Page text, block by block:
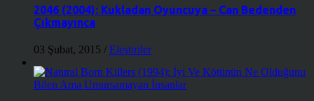
2046 (2004): Kukladan Oyuncuya – Can Bedenden
Çıkmayınca
03 Şubat, 2015 / Eleştiriler